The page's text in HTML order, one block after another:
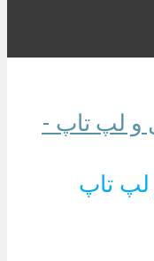
لپ تاپ